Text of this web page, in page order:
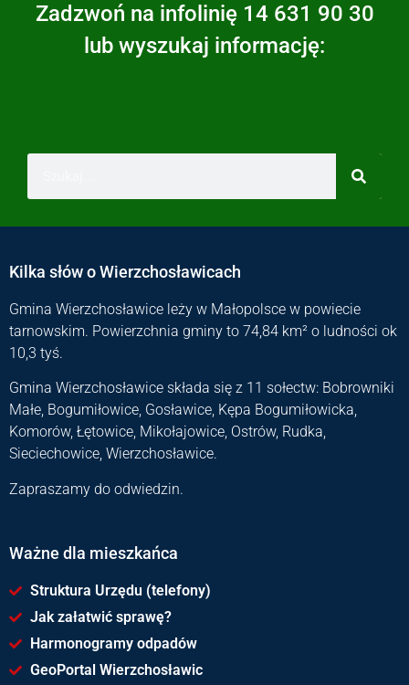
Zadzwoń na infolinię 14 631 90 30
lub wyszukaj informację:
Kilka słów o Wierzchosławicach
Gmina Wierzchosławice leży w Małopolsce w powiecie
tarnowskim. Powierzchnia gminy to 74,84 km² o ludności ok
10,3 tyś.
Gmina Wierzchosławice składa się z 11 sołectw: Bobrowniki
Małe, Bogumiłowice, Gosławice, Kępa Bogumiłowicka,
Komorów, Łętowice, Mikołajowice, Ostrów, Rudka,
Sieciechowice, Wierzchosławice.
Zapraszamy do odwiedzin.
Ważne dla mieszkańca
Struktura Urzędu (telefony)
Jak załatwić sprawę?
Harmonogramy odpadów
GeoPortal Wierzchosławic